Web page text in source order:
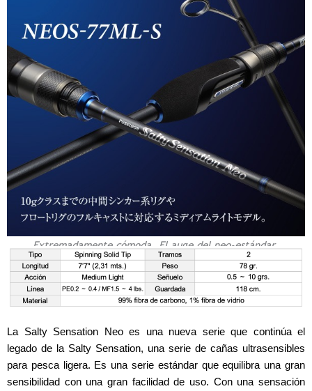
Extremadamente cómoda. El auge del neo-estándar.
La Salty Sensation Neo es una nueva serie que continúa el
legado de la Salty Sensation, una serie de cañas ultrasensibles
para pesca ligera. Es una serie estándar que equilibra una gran
sensibilidad con una gran facilidad de uso. Con una sensación